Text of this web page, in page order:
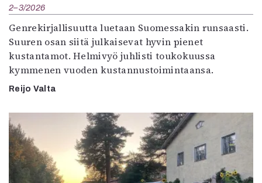
2–3/2026
Genrekirjallisuutta luetaan Suomessakin runsaasti.
Suuren osan siitä julkaisevat hyvin pienet
kustantamot. Helmivyö juhlisti toukokuussa
kymmenen vuoden kustannustoimintaansa.
Reijo Valta